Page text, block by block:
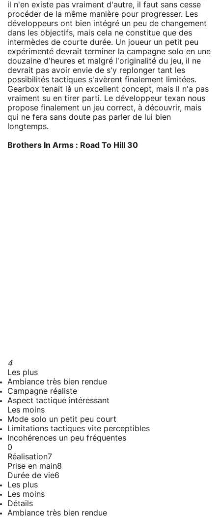
il n'en existe pas vraiment d'autre, il faut sans cesse
procéder de la même manière pour progresser. Les
développeurs ont bien intégré un peu de changement
dans les objectifs, mais cela ne constitue que des
intermèdes de courte durée. Un joueur un petit peu
expérimenté devrait terminer la campagne solo en une
douzaine d'heures et malgré l'originalité du jeu, il ne
devrait pas avoir envie de s'y replonger tant les
possibilités tactiques s'avèrent finalement limitées.
Gearbox tenait là un excellent concept, mais il n'a pas
vraiment su en tirer parti. Le développeur texan nous
propose finalement un jeu correct, à découvrir, mais
qui ne fera sans doute pas parler de lui bien
longtemps.
Brothers In Arms : Road To Hill 30
4
Les plus
Ambiance très bien rendue
Campagne réaliste
Aspect tactique intéressant
Les moins
Mode solo un petit peu court
Limitations tactiques vite perceptibles
Incohérences un peu fréquentes
0
Réalisation7
Prise en main8
Durée de vie6
Les plus
Les moins
Détails
Ambiance très bien rendue